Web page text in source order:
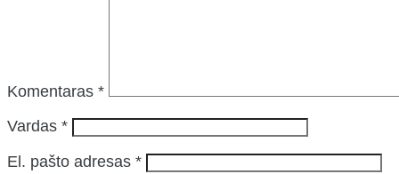
Komentaras *
Vardas *
El. pašto adresas *